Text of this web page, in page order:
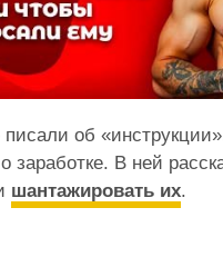
об
В ней
шантажировать их.